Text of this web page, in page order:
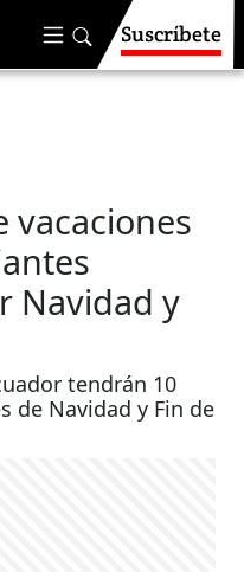
Suscríbete
vacaciones
Navidad y
tendrán 10
de Navidad y Fin de